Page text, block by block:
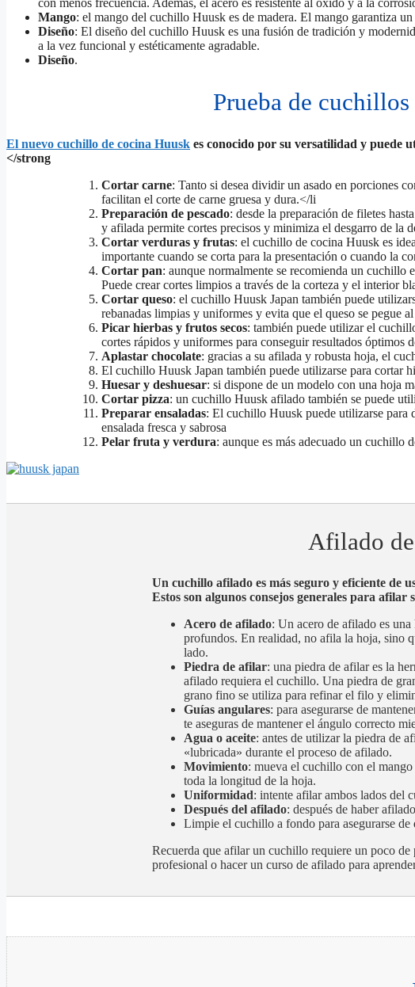
con menos frecuencia. Además, el acero es resistente al óxido y a la
Mango: el mango del cuchillo Huusk es de madera. El mango garantiza
Diseño: El diseño del cuchillo Huusk es una fusión de tradición y
a la vez funcional y estéticamente agradable.
Diseño.
Prueba de
El nuevo cuchillo de cocina Huusk es conocido por su versatilidad y puede
</strong
Cortar carne: Tanto si desea dividir un asado en porciones
facilitan el corte de carne gruesa y dura.</li
Preparación de pescado: desde la preparación de filetes
y afilada permite cortes precisos y minimiza el desgarro de la
Cortar verduras y frutas: el cuchillo de cocina Huusk es
importante cuando se corta para la presentación o cuando la
Cortar pan: aunque normalmente se recomienda un cuchillo
Puede crear cortes limpios a través de la corteza y el interior
Cortar queso: el cuchillo Huusk Japan también puede
rebanadas limpias y uniformes y evita que el queso se pegue
Picar hierbas y frutos secos: también puede utilizar el
cortes rápidos y uniformes para conseguir resultados óptimos
Aplastar chocolate: gracias a su afilada y robusta hoja, el
El cuchillo Huusk Japan también puede utilizarse para cortar
Huesar y deshuesar: si dispone de un modelo con una hoja
Cortar pizza: un cuchillo Huusk afilado también se puede
Preparar ensaladas: El cuchillo Huusk puede utilizarse para
ensalada fresca y sabrosa
Pelar fruta y verdura: aunque es más adecuado un cuchillo
Afilado
Un cuchillo afilado es más seguro y eficiente de
Estos son algunos consejos generales para
Acero de afilado: Un acero de afilado es
profundos. En realidad, no afila la hoja, sino
lado.
Piedra de afilar: una piedra de afilar es la
afilado requiera el cuchillo. Una piedra de
grano fino se utiliza para refinar el filo y
Guías angulares: para asegurarse de
te aseguras de mantener el ángulo correcto
Agua o aceite: antes de utilizar la piedra de
«lubricada» durante el proceso de afilado.
Movimiento: mueva el cuchillo con el
toda la longitud de la hoja.
Uniformidad: intente afilar ambos lados del
Después del afilado: después de haber
Limpie el cuchillo a fondo para asegurarse
Recuerda que afilar un cuchillo requiere un poco
profesional o hacer un curso de afilado para